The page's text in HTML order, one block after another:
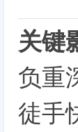
关键
负重
徒手